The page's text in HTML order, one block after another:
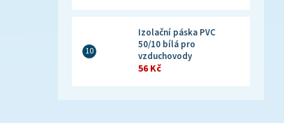
Izolační páska PVC
50/10 bílá pro
vzduchovody
56 Kč